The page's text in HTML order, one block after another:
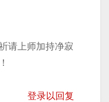
请上师加持净寂
登录以回复